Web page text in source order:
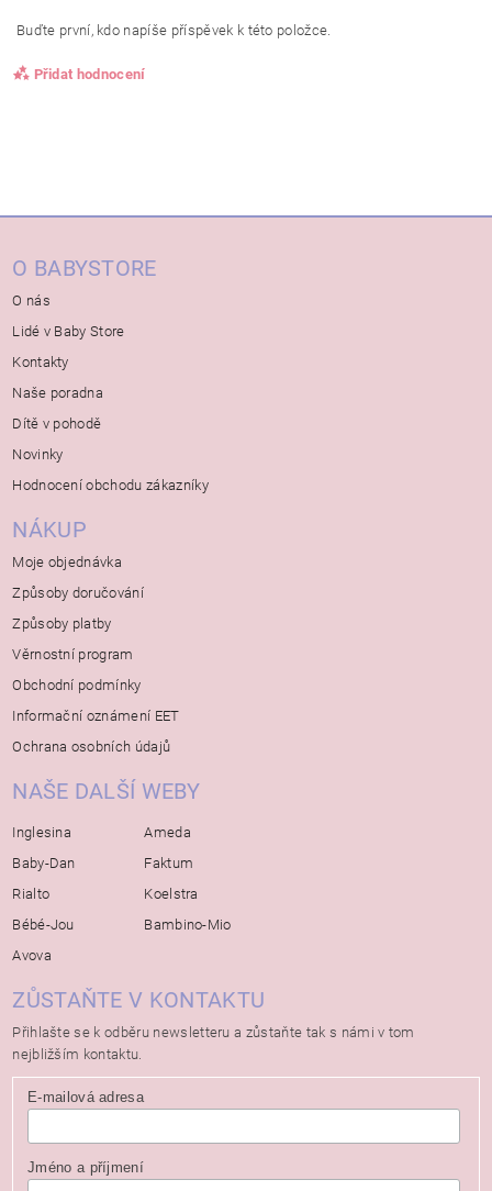
Buďte první, kdo napíše příspěvek k této položce.
Přidat hodnocení
O BABYSTORE
O nás
Lidé v Baby Store
Kontakty
Naše poradna
Dítě v pohodě
Novinky
Hodnocení obchodu zákazníky
NÁKUP
Moje objednávka
Způsoby doručování
Způsoby platby
Věrnostní program
Obchodní podmínky
Informační oznámení EET
Ochrana osobních údajů
NAŠE DALŠÍ WEBY
Inglesina
Baby-Dan
Rialto
Bébé-Jou
Avova
Ameda
Faktum
Koelstra
Bambino-Mio
ZŮSTAŇTE V KONTAKTU
Přihlašte se k odběru newsletteru a zůstaňte tak s námi v tom
nejbližším kontaktu.
E-mailová adresa
Jméno a příjmení